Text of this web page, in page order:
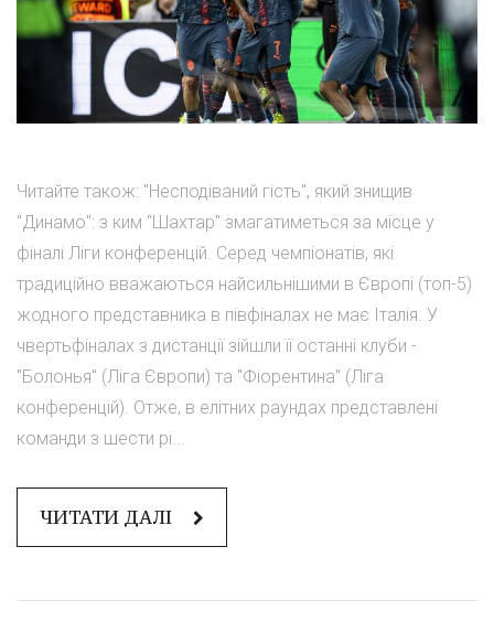
Читайте також: "Несподіваний гість", який знищив
"Динамо": з ким "Шахтар" змагатиметься за місце у
фіналі Ліги конференцій. Серед чемпіонатів, які
традиційно вважаються найсильнішими в Європі (топ-5)
жодного представника в півфіналах не має Італія. У
чвертьфіналах з дистанції зійшли її останні клуби -
"Болонья" (Ліга Європи) та "Фіорентина" (Ліга
конференцій). Отже, в елітних раундах представлені
команди з шести рі...
ЧИТАТИ ДАЛІ